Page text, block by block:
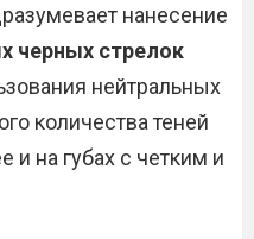
нанесение
черных стрелок
нейтральных
количества теней
и на губах с четким и